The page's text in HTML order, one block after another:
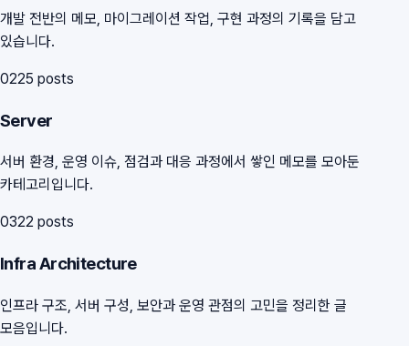
개발 전반의 메모, 마이그레이션 작업, 구현 과정의 기록을 담고
있습니다.
0225 posts
Server
서버 환경, 운영 이슈, 점검과 대응 과정에서 쌓인 메모를 모아둔
카테고리입니다.
0322 posts
Infra Architecture
인프라 구조, 서버 구성, 보안과 운영 관점의 고민을 정리한 글
모음입니다.